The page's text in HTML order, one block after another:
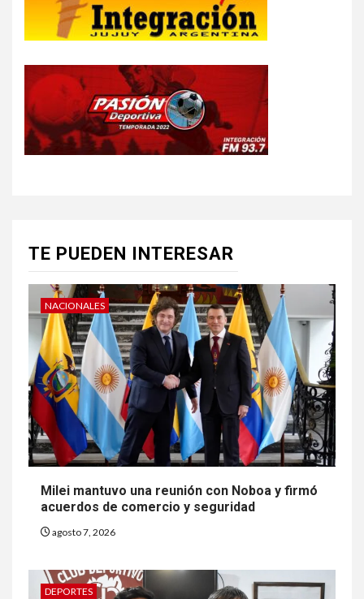
TE PUEDEN INTERESAR
NACIONALES
Milei mantuvo una reunión con Noboa y firmó
acuerdos de comercio y seguridad
agosto 7, 2026
DEPORTES